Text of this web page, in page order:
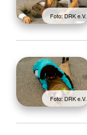
Foto: DRK e.V.
Foto: DRK e.V.